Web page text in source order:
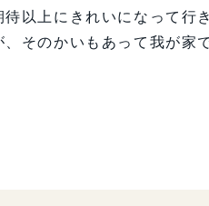
以上にきれいになって行
そのかいもあって我が家